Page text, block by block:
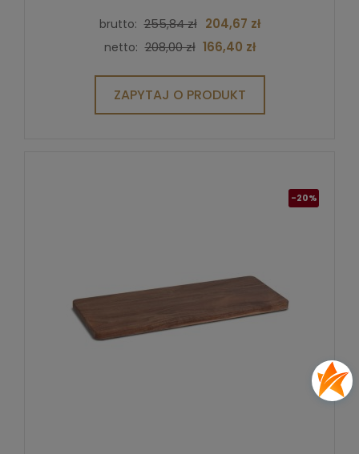
brutto: 255,84 zł 204,67 zł
netto: 208,00 zł 166,40 zł
ZAPYTAJ O PRODUKT
-20%